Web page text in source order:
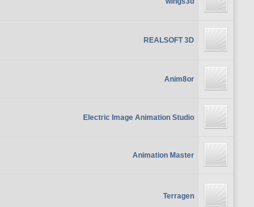
REALSOFT 3D
Anim8or
Electric Image Animation Studio
Animation Master
Terragen